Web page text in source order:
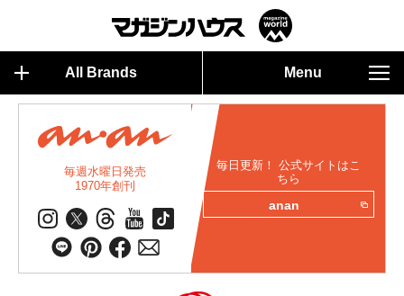
All Brands Menu
毎週水曜日発売
1970年創刊
毎日更新！ 公式サイトはこ
ちら
anan